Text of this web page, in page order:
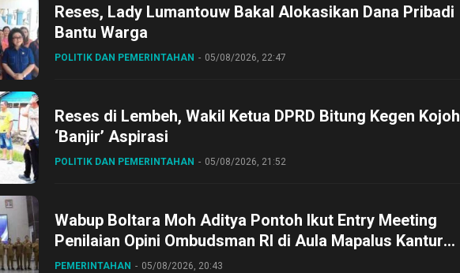
Reses, Lady Lumantouw Bakal Alokasikan Dana Pribadi
Bantu Warga
POLITIK DAN PEMERINTAHAN 05/08/2026, 22:47
Reses di Lembeh, Wakil Ketua DPRD Bitung Kegen Kojoh
‘Banjir’ Aspirasi
POLITIK DAN PEMERINTAHAN 05/08/2026, 21:52
Wabup Boltara Moh Aditya Pontoh Ikut Entry Meeting
Penilaian Opini Ombudsman RI di Aula Mapalus Kantur
Gubernur Sulut
PEMERINTAHAN 05/08/2026, 20:43